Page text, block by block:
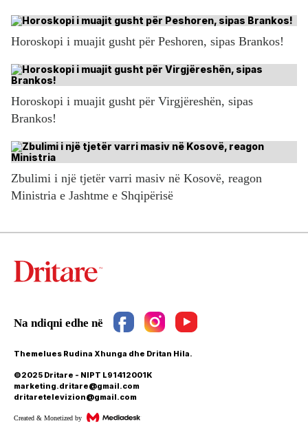
Horoskopi i muajit gusht për Peshoren, sipas Brankos!
Horoskopi i muajit gusht për Virgjëreshën, sipas
Brankos!
Zbulimi i një tjetër varri masiv në Kosovë, reagon
Ministria e Jashtme e Shqipërisë
Themelues Rudina Xhunga dhe Dritan Hila.
©2025 Dritare - NIPT L91412001K
marketing.dritare@gmail.com
dritaretelevizion@gmail.com
Created & Monetized by